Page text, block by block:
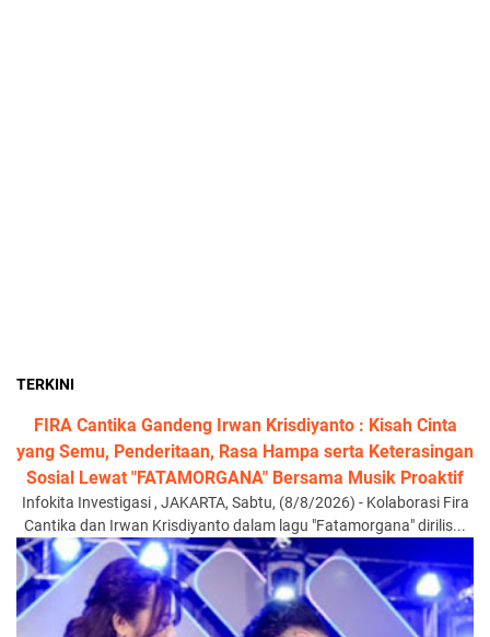
TERKINI
FIRA Cantika Gandeng Irwan Krisdiyanto : Kisah Cinta
yang Semu, Penderitaan, Rasa Hampa serta Keterasingan
Sosial Lewat "FATAMORGANA" Bersama Musik Proaktif
Infokita Investigasi , JAKARTA, Sabtu, (8/8/2026) - Kolaborasi Fira
Cantika dan Irwan Krisdiyanto dalam lagu "Fatamorgana" dirilis...